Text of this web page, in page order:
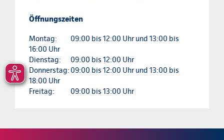
Öffnungszeiten
Montag:
09:00 bis 12:00 Uhr und 13:00 bis
16:00 Uhr
Dienstag:
09:00 bis 12:00 Uhr
Donnerstag: 09:00 bis 12:00 Uhr und 13:00 bis
18:00 Uhr
Freitag:
09:00 bis 13:00 Uhr